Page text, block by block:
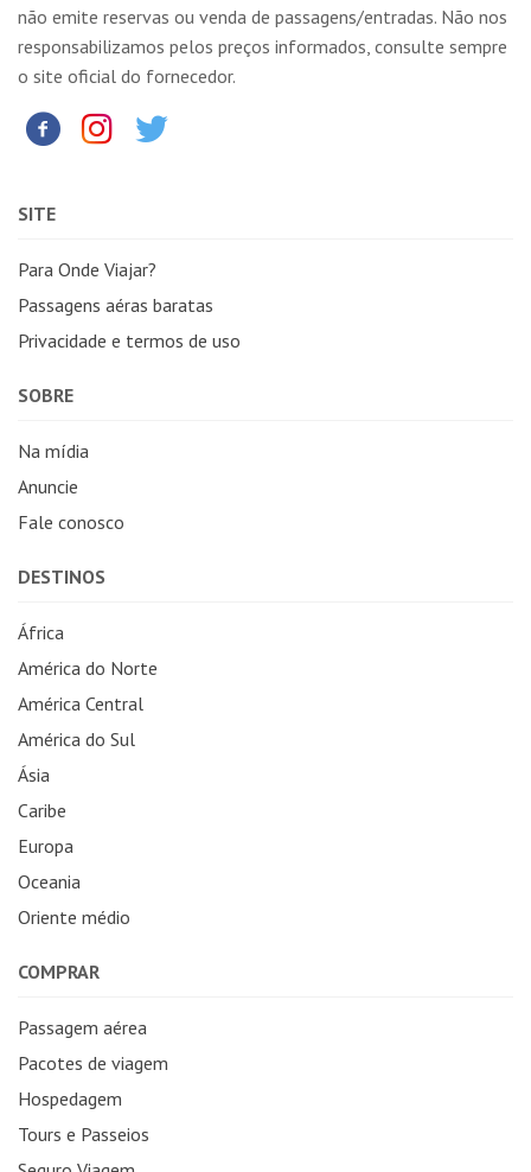
não emite reservas ou venda de passagens/entradas. Não nos
responsabilizamos pelos preços informados, consulte sempre
o site oficial do fornecedor.
SITE
Para Onde Viajar?
Passagens aéras baratas
Privacidade e termos de uso
SOBRE
Na mídia
Anuncie
Fale conosco
DESTINOS
África
América do Norte
América Central
América do Sul
Ásia
Caribe
Europa
Oceania
Oriente médio
COMPRAR
Passagem aérea
Pacotes de viagem
Hospedagem
Tours e Passeios